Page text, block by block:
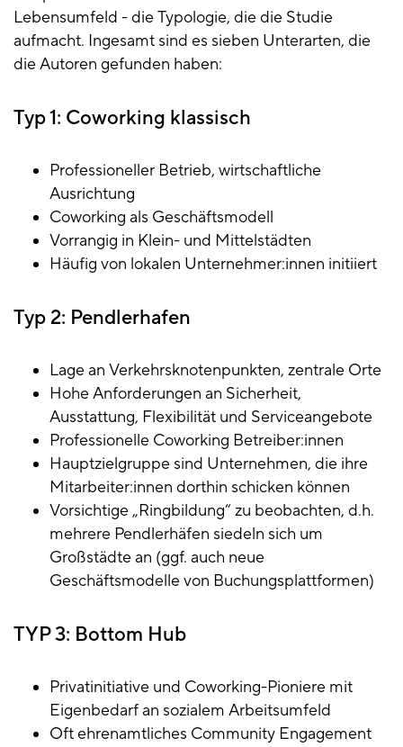
Lebensumfeld - die Typologie, die die Studie
aufmacht. Ingesamt sind es sieben Unterarten, die
die Autoren gefunden haben:
Typ 1: Coworking klassisch
Professioneller Betrieb, wirtschaftliche
Ausrichtung
Coworking als Geschäftsmodell
Vorrangig in Klein- und Mittelstädten
Häufig von lokalen Unternehmer:innen initiiert
Typ 2: Pendlerhafen
Lage an Verkehrsknotenpunkten, zentrale Orte
Hohe Anforderungen an Sicherheit,
Ausstattung, Flexibilität und Serviceangebote
Professionelle Coworking Betreiber:innen
Hauptzielgruppe sind Unternehmen, die ihre
Mitarbeiter:innen dorthin schicken können
Vorsichtige „Ringbildung“ zu beobachten, d.h.
mehrere Pendlerhäfen siedeln sich um
Großstädte an (ggf. auch neue
Geschäftsmodelle von Buchungsplattformen)
TYP 3: Bottom Hub
Privatinitiative und Coworking-Pioniere mit
Eigenbedarf an sozialem Arbeitsumfeld
Oft ehrenamtliches Community Engagement